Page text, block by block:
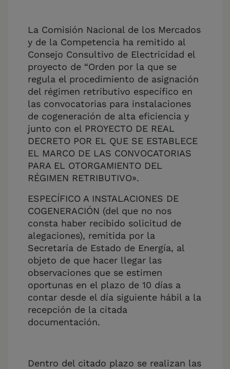
La Comisión Nacional de los Mercados
y de la Competencia ha remitido al
Consejo Consultivo de Electricidad el
proyecto de “Orden por la que se
regula el procedimiento de asignación
del régimen retributivo específico en
las convocatorias para instalaciones
de cogeneración de alta eficiencia y
junto con el PROYECTO DE REAL
DECRETO POR EL QUE SE ESTABLECE
EL MARCO DE LAS CONVOCATORIAS
PARA EL OTORGAMIENTO DEL
RÉGIMEN RETRIBUTIVO».
ESPECÍFICO A INSTALACIONES DE
COGENERACIÓN (del que no nos
consta haber recibido solicitud de
alegaciones), remitida por la
Secretaría de Estado de Energía, al
objeto de que hacer llegar las
observaciones que se estimen
oportunas en el plazo de 10 días a
contar desde el día siguiente hábil a la
recepción de la citada
documentación.
Dentro del citado plazo se realizan las